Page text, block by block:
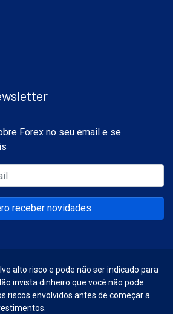
Forex no seu email e se
receber novidades
alto risco e pode não ser indicado para
invista dinheiro que você não pode
riscos envolvidos antes de começar a